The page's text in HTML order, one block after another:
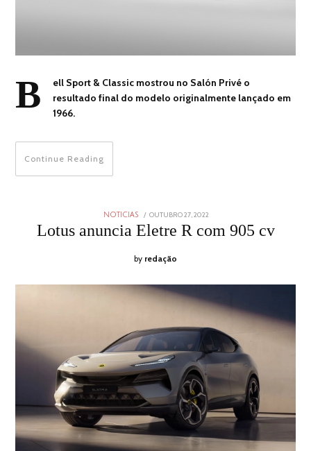
B
ell Sport & Classic mostrou no Salón Privé o
resultado final do modelo originalmente lançado em
1966.
Continue Reading
NOTICIAS
POSTED
ON
OUTUBRO 27, 2022
2022
Lotus anuncia Eletre R com 905 cv
by redação